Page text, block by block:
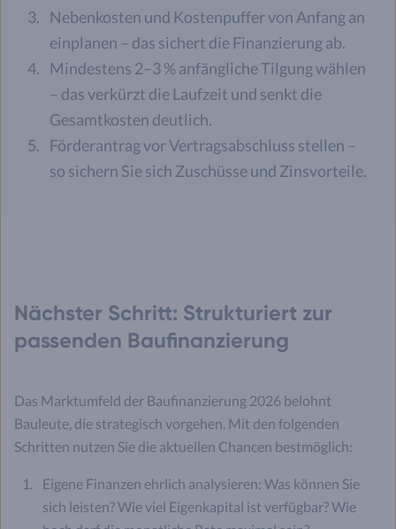
Nebenkosten und Kostenpuffer von Anfang an
einplanen – das sichert die Finanzierung ab.
Mindestens 2–3 % anfängliche Tilgung wählen
– das verkürzt die Laufzeit und senkt die
Gesamtkosten deutlich.
Förderantrag vor Vertragsabschluss stellen –
so sichern Sie sich Zuschüsse und Zinsvorteile.
Nächster Schritt: Strukturiert zur
passenden Baufinanzierung
Das Marktumfeld der Baufinanzierung 2026 belohnt
Bauleute, die strategisch vorgehen. Mit den folgenden
Schritten nutzen Sie die aktuellen Chancen bestmöglich:
Eigene Finanzen ehrlich analysieren: Was können Sie
sich leisten? Wie viel Eigenkapital ist verfügbar? Wie